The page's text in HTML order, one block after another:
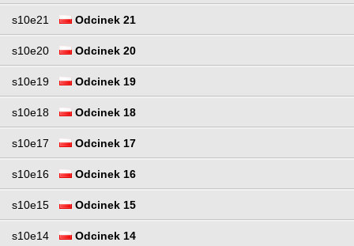
s10e21 Odcinek 21
s10e20 Odcinek 20
s10e19 Odcinek 19
s10e18 Odcinek 18
s10e17 Odcinek 17
s10e16 Odcinek 16
s10e15 Odcinek 15
s10e14 Odcinek 14